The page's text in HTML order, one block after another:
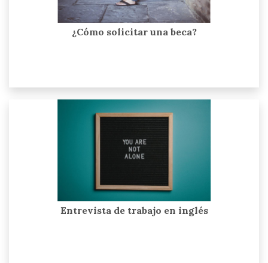
¿Cómo solicitar una beca?
Entrevista de trabajo en inglés